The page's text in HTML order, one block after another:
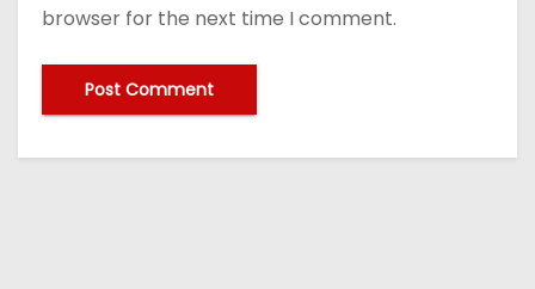
browser for the next time I comment.